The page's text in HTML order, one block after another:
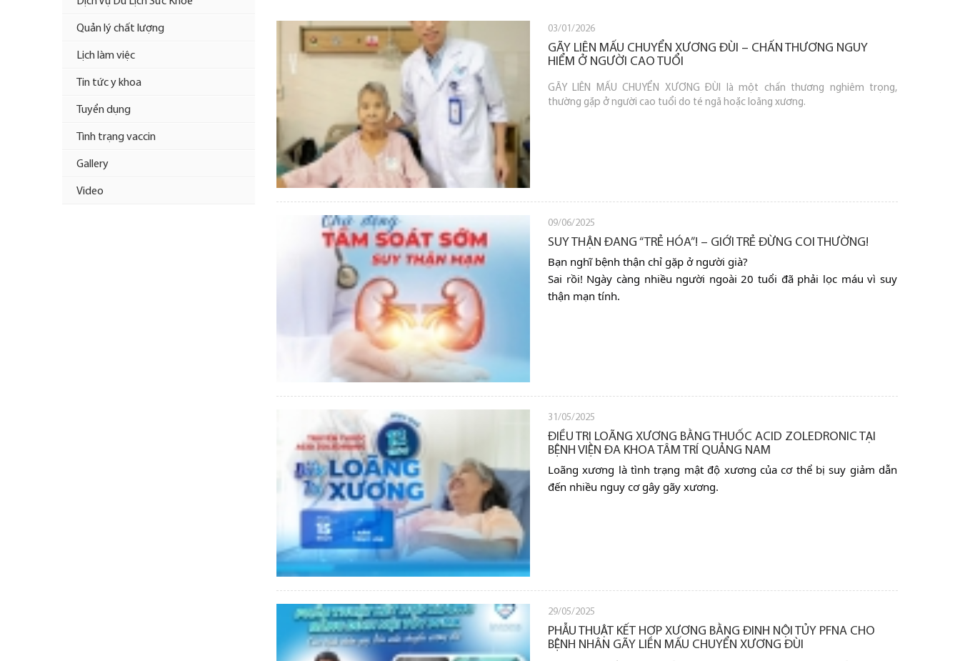
Quản lý chất lượng
Lịch làm việc
Tin tức y khoa
Tuyển dụng
Tình trạng vaccin
Gallery
Video
03/01/2026
GÃY LIÊN MẤU CHUYỂN XƯƠNG ĐÙI – CHẤN THƯƠNG NGUY
HIỂM Ở NGƯỜI CAO TUỔI
GÃY LIÊN MẤU CHUYỂN XƯƠNG ĐÙI là một chấn thương nghiêm trọng,
thường gặp ở người cao tuổi do té ngã hoặc loãng xương.
09/06/2025
SUY THẬN ĐANG “TRẺ HÓA”! – GIỚI TRẺ ĐỪNG COI THƯỜNG!
Bạn nghĩ bệnh thận chỉ gặp ở người già?
Sai rồi! Ngày càng nhiều người ngoài 20 tuổi đã phải lọc máu vì suy
thận mạn tính.
31/05/2025
ĐIỀU TRỊ LOÃNG XƯƠNG BẰNG THUỐC ACID ZOLEDRONIC TẠI
BỆNH VIỆN ĐA KHOA TÂM TRÍ QUẢNG NAM
Loãng xương là tình trạng mật độ xương của cơ thể bị suy giảm dẫn
đến nhiều nguy cơ gây gãy xương.
29/05/2025
PHẪU THUẬT KẾT HỢP XƯƠNG BẰNG ĐINH NỘI TỦY PFNA CHO
BỆNH NHÂN GÃY LIÊN MẤU CHUYỂN XƯƠNG ĐÙI